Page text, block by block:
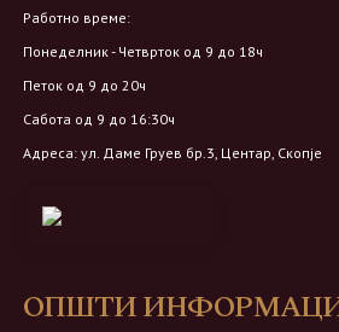
Работно време:
Понеделник - Четврток од 9 до 18ч
Петок од 9 до 20ч
Сабота од 9 до 16:30ч
Адреса: ул. Даме Груев бр.3, Центар, Скопје
ОПШТИ